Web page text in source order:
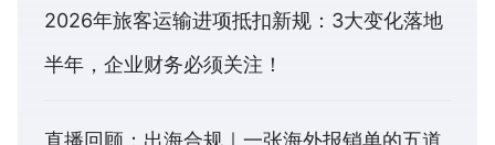
2026年旅客运输进项抵扣新规：3大变化落地
半年，企业财务必须关注！